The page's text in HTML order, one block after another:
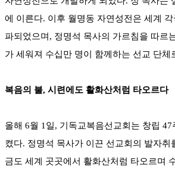
에 이른다. 이후 월명동 자연성전은 세계
파되었으며, 정명석 목사의 가르침을 따르
가 세워져 수십만 명이 함께하는 선교 단체
복음의 불, 시련에도 활화산처럼 타오르다
올해 6월 1일, 기독교복음선교회는 창립
켰다. 정명석 목사가 이끈 선교회의 발자
금도 세계 곳곳에서 활화산처럼 타오르며